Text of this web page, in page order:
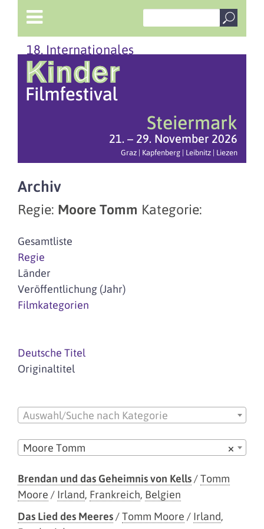
18. Internationales
Steiermark
21. – 29. November 2026
Graz | Kapfenberg | Leibnitz | Liezen
Archiv
Regie: Moore Tomm Kategorie:
Gesamtliste
Regie
Länder
Veröffentlichung (Jahr)
Filmkategorien
Deutsche Titel
Originaltitel
Auswahl/Suche nach Kategorie
×
Moore Tomm
Brendan und das Geheimnis von Kells/Tomm
Moore / Irland, Frankreich, Belgien
Das Lied des Meeres/Tomm Moore / Irland,